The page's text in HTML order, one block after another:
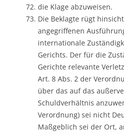
die Klage abzuweisen.
Die Beklagte rügt
angegriffenen
internationale
Gerichts. Der für die
Gerichte relevante
Art. 8 Abs. 2 der
über das auf das
Schuldverhältnis
Verordnung) sei nicht
Maßgeblich sei der Ort,